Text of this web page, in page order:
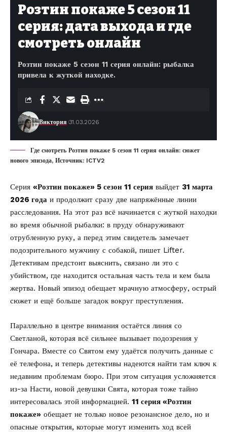
Розтин покаже 5 сезон 11
серия: дата выхода и где
смотреть онлайн
Розтин покаже 5 сезон 11 серия онлайн: рыбалка
привела к жуткой находке.
Виктория 31.03.2026
Где смотреть Розтин покаже 5 сезон 11 серия онлайн: сюжет
нового эпизода, Источник: ICTV2
Серия «Розтин покаже» 5 сезон 11 серия выйдет 31 марта
2026 года и продолжит сразу две напряжённые линии
расследования. На этот раз всё начинается с жуткой находки
во время обычной рыбалки: в пруду обнаруживают
отрубленную руку, а перед этим свидетель замечает
подозрительного мужчину с собакой, пишет Lifter.
Детективам предстоит выяснить, связано ли это с
убийством, где находится остальная часть тела и кем была
жертва. Новый эпизод обещает мрачную атмосферу, острый
сюжет и ещё больше загадок вокруг преступления.
Параллельно в центре внимания остаётся линия со
Светланой, которая всё сильнее вызывает подозрения у
Гончара. Вместе со Святом ему удаётся получить данные с
её телефона, и теперь детективы надеются найти там ключ к
недавним проблемам бюро. При этом ситуация усложняется
из-за Насти, новой девушки Свята, которая тоже тайно
интересовалась этой информацией. 11 серия «Розтин
покаже» обещает не только новое резонансное дело, но и
опасные открытия, которые могут изменить ход всей